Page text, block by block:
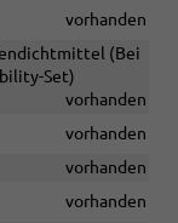
vorhanden
(Bei
Set)
vorhanden
vorhanden
vorhanden
vorhanden